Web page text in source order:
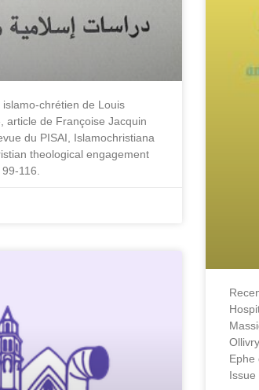
islamo-chrétien de Louis
article de Françoise Jacquin
du PISAI, Islamochristiana
theological engagement
116.
Ephe
Issue